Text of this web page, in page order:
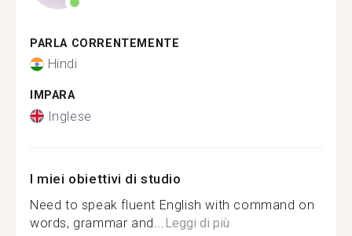
PARLA CORRENTEMENTE
Hindi
IMPARA
Inglese
I miei obiettivi di studio
Need to speak fluent English with command on
words, grammar and... Leggi di più